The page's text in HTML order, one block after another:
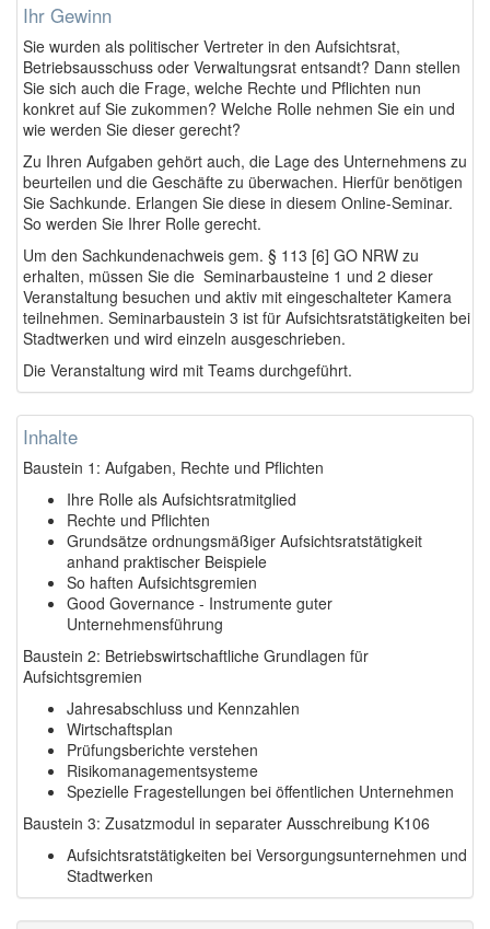
Ihr Gewinn
Sie wurden als politischer Vertreter in den Aufsichtsrat,
Betriebsausschuss oder Verwaltungsrat entsandt? Dann stellen
Sie sich auch die Frage, welche Rechte und Pflichten nun
konkret auf Sie zukommen? Welche Rolle nehmen Sie ein und
wie werden Sie dieser gerecht?
Zu Ihren Aufgaben gehört auch, die Lage des Unternehmens zu
beurteilen und die Geschäfte zu überwachen. Hierfür benötigen
Sie Sachkunde. Erlangen Sie diese in diesem Online-Seminar.
So werden Sie Ihrer Rolle gerecht.
Um den Sachkundenachweis gem. § 113 [6] GO NRW zu
erhalten, müssen Sie die Seminarbausteine 1 und 2 dieser
Veranstaltung besuchen und aktiv mit eingeschalteter Kamera
teilnehmen. Seminarbaustein 3 ist für Aufsichtsratstätigkeiten bei
Stadtwerken und wird einzeln ausgeschrieben.
Die Veranstaltung wird mit Teams durchgeführt.
Inhalte
Baustein 1: Aufgaben, Rechte und Pflichten
Ihre Rolle als Aufsichtsratmitglied
Rechte und Pflichten
Grundsätze ordnungsmäßiger Aufsichtsratstätigkeit
anhand praktischer Beispiele
So haften Aufsichtsgremien
Good Governance - Instrumente guter
Unternehmensführung
Baustein 2: Betriebswirtschaftliche Grundlagen für
Aufsichtsgremien
Jahresabschluss und Kennzahlen
Wirtschaftsplan
Prüfungsberichte verstehen
Risikomanagementsysteme
Spezielle Fragestellungen bei öffentlichen Unternehmen
Baustein 3: Zusatzmodul in separater Ausschreibung K106
Aufsichtsratstätigkeiten bei Versorgungsunternehmen und
Stadtwerken